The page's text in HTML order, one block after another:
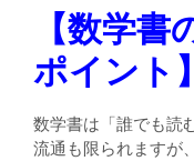
【数学
ポイント】
数学書は「誰でも読
流通も限られますが、